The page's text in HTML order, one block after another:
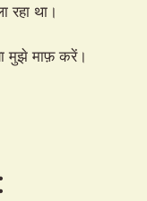
रहा था।
मुझे माफ़ करें।